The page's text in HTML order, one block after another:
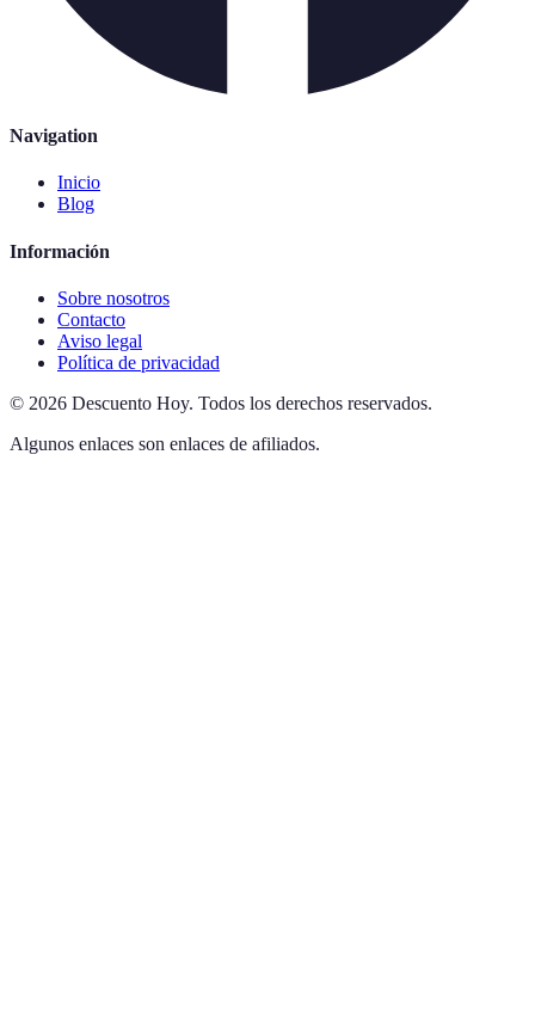
Navigation
Inicio
Blog
Información
Sobre nosotros
Contacto
Aviso legal
Política de privacidad
© 2026 Descuento Hoy. Todos los derechos reservados.
Algunos enlaces son enlaces de afiliados.